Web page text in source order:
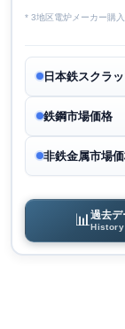
* 3地区電炉メーカー購
日本鉄スクラ
鉄鋼市場価格
非鉄金属市場
📊過去デ
History